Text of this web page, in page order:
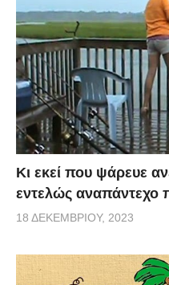
Κι εκεί που ψάρευε
εντελώς αναπάντεχο
18 ΔΕΚΕΜΒΡΊΟΥ, 2023